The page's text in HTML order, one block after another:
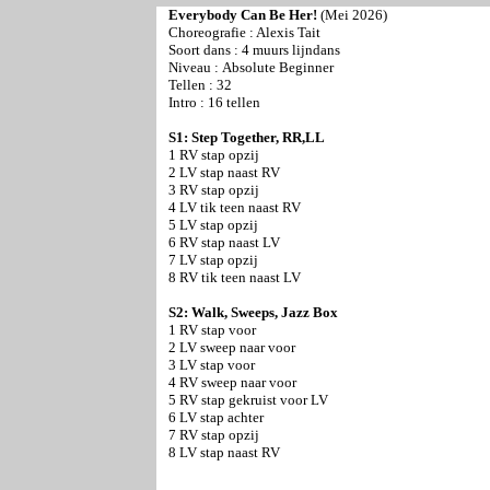
Everybody Can Be Her! (Mei 2026)
Choreografie : Alexis Tait
Soort dans : 4 muurs lijndans
Niveau : Absolute Beginner
Tellen : 32
Intro : 16 tellen
S1: Step Together, RR,LL
1 RV stap opzij
2 LV stap naast RV
3 RV stap opzij
4 LV tik teen naast RV
5 LV stap opzij
6 RV stap naast LV
7 LV stap opzij
8 RV tik teen naast LV
S2: Walk, Sweeps, Jazz Box
1 RV stap voor
2 LV sweep naar voor
3 LV stap voor
4 RV sweep naar voor
5 RV stap gekruist voor LV
6 LV stap achter
7 RV stap opzij
8 LV stap naast RV